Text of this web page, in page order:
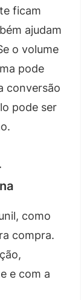
ficam
ajudam
o volume
pode
conversão
pode ser
como
compra.
e com a